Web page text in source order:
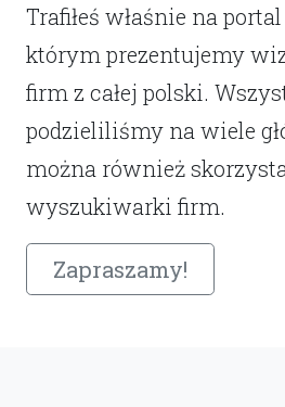
Trafiłeś właśnie na
którym prezentujemy
firm z całej polski.
podzieliliśmy na wiele
można również
wyszukiwarki firm.
Zapraszamy!